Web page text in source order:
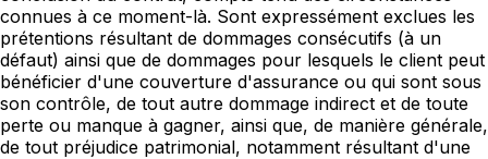
connues à ce moment-là. Sont expressément exclues les
prétentions résultant de dommages consécutifs (à un
défaut) ainsi que de dommages pour lesquels le client peut
bénéficier d'une couverture d'assurance ou qui sont sous
son contrôle, de tout autre dommage indirect et de toute
perte ou manque à gagner, ainsi que, de manière générale,
de tout préjudice patrimonial, notamment résultant d'une